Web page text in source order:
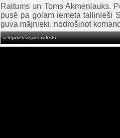
Raitums un Toms Akmeņlauks.
pusē pa golam iemeta tallinieši
guva mājnieki, nodrošinot
« Iepriekšējais raksts